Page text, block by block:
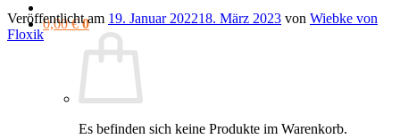
0,00€ 0
Es befinden sich keine Produkte im Warenkorb.
Veröffentlicht am 19. Januar 202218. März 2023 von Wiebke von
Floxik